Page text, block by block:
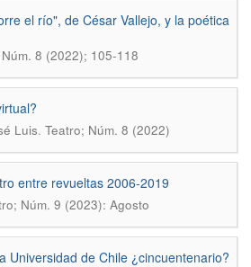
el río", de César Vallejo, y la poética
8 (2022); 105-118
Luis. Teatro; Núm. 8 (2022)
entre revueltas 2006-2019
Núm. 9 (2023): Agosto
Universidad de Chile ¿cincuentenario?